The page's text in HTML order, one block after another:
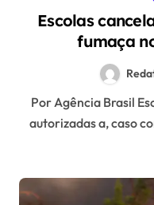
Escolas
fumaça
Por Agência Brasil Escolas do Distrito Federal foram
autorizadas a, caso